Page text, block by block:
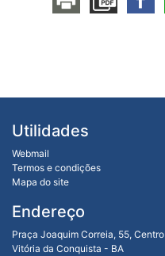
Utilidades
Webmail
Termos e condições
Mapa do site
Endereço
Praça Joaquim Correia, 55, Centro
Vitória da Conquista - BA